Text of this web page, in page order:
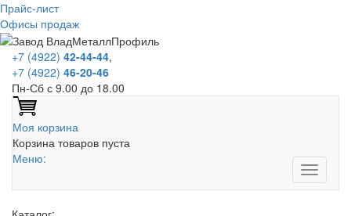
Прайс-лист
Офисы продаж
+7 (4922) 42-44-44,
+7 (4922) 46-20-46
Пн-Сб с 9.00 до 18.00
Моя корзина
Корзина товаров пуста
Меню: